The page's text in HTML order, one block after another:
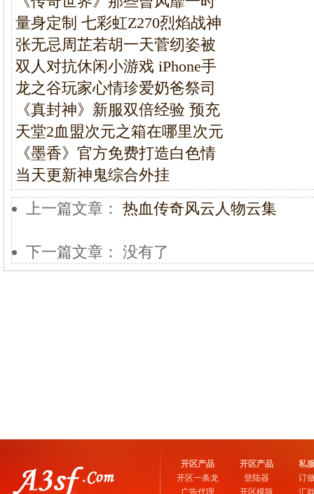
量身定制 七彩虹Z270烈焰战神
张无忌周芷若胡一天菅纫姿被
双人对抗休闲小游戏 iPhone手
龙之谷玩家心情珍爱奶爸祭司
《真封神》新服双倍经验 预充
天堂2血盟次元之箱在哪里次元
《墨香》官方免费打造白色情
当天更新神鬼综合外挂
上一篇文章： 热血传奇风云人物云集
下一篇文章： 没有了
开区产品
开区一条龙
广告代理
开区产品
登陆器
开区模版
私
订
汇